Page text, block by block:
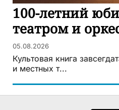
100-летний
театром и
05.08.2026
Культовая книга
и местных т...